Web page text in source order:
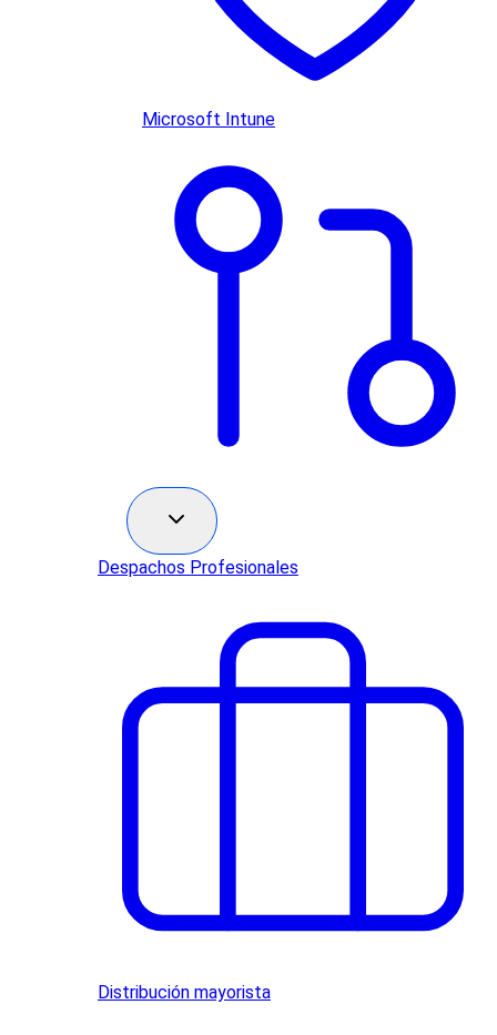
Microsoft Intune
Despachos Profesionales
Distribución mayorista